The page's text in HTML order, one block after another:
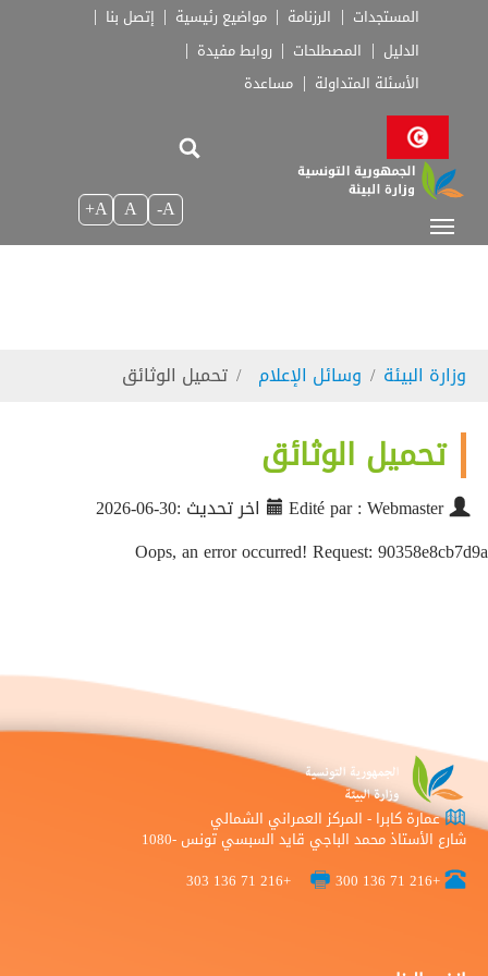
Skip to main navigation
Skip to main content
Skip to page footer
المستجدات الرزنامة مواضيع رئيسية
إتصل بنا
الدليل
المصطلحات
روابط مفيدة
الأسئلة المتداولة
مساعدة
A-
A
A+
You are here:
وزارة البيئة وسائل الإعلام تحميل الوثائق
تحميل الوثائق
Edité par : Webmaster
اخر تحديث :30-06-2026
Oops, an error occurred! Request: 90358e8cb7d9a
عمارة كابرا - المركز العمراني الشمالي
شارع الأستاذ محمد الباجي قايد السبسي تونس -1080
+216 71 136 300
+216 71 136 303